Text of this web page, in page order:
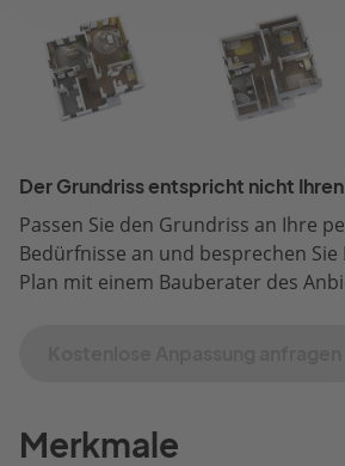
Der Grundriss entspricht nicht
Passen Sie den Grundriss an Ihre
Bedürfnisse an und besprechen
Plan mit einem Bauberater des
Merkmale